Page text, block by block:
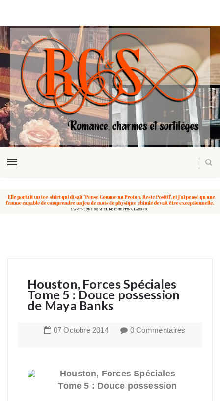
Houston, Forces Spéciales
Tome 5 : Douce possession
de Maya Banks
07 Octobre 2014 0 Commentaires
Houston, Forces Spéciales
Tome 5 : Douce possession